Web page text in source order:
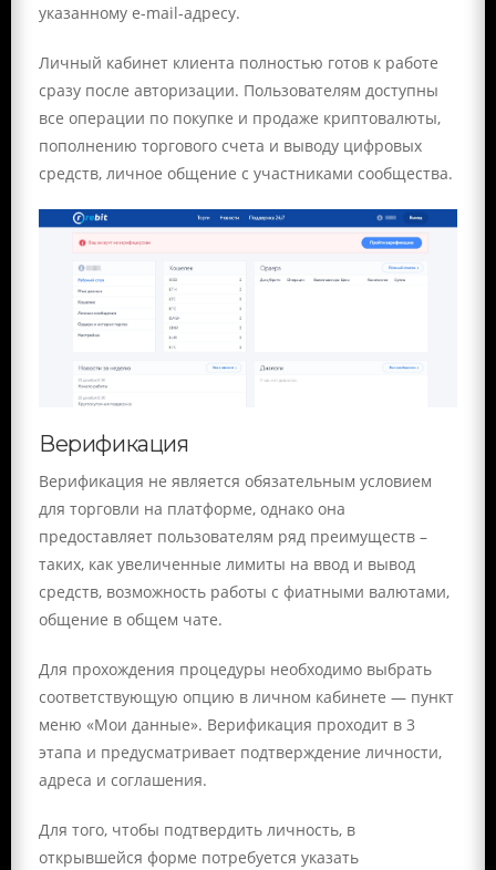
указанному e-mail-адресу.
Личный кабинет клиента полностью готов к работе
сразу после авторизации. Пользователям доступны
все операции по покупке и продаже криптовалюты,
пополнению торгового счета и выводу цифровых
средств, личное общение с участниками сообщества.
Верификация
Верификация не является обязательным условием
для торговли на платформе, однако она
предоставляет пользователям ряд преимуществ –
таких, как увеличенные лимиты на ввод и вывод
средств, возможность работы с фиатными валютами,
общение в общем чате.
Для прохождения процедуры необходимо выбрать
соответствующую опцию в личном кабинете — пункт
меню «Мои данные». Верификация проходит в 3
этапа и предусматривает подтверждение личности,
адреса и соглашения.
Для того, чтобы подтвердить личность, в
открывшейся форме потребуется указать